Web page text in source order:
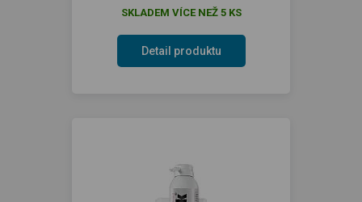
SKLADEM VÍCE NEŽ 5 KS
Detail produktu